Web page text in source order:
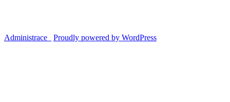
Administrace Proudly powered by WordPress